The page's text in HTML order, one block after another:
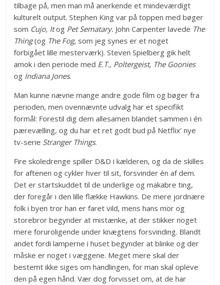
tilbage på, men man må anerkende et mindeværdigt
kulturelt output. Stephen King var på toppen med bøger
som Cujo, Itog Pet Sematary. John Carpenter lavede The
Thing(og The Fog, som jeg synes er et noget
forbigået lille mesterværk). Steven Spielberg gik helt
amok i den periode med E.T., Poltergeist, The Goonies
og Indiana Jones.
Man kunne nævne mange andre gode film og bøger fra
perioden, men ovennævnte udvalg har et specifikt
formål: Forestil dig dem allesamen blandet sammen i én
pærevælling, og du har et ret godt bud på Netflix’ nye
tv-serie Stranger Things.
Fire skoledrenge spiller D&D i kælderen, og da de skilles
for aftenen og cykler hver til sit, forsvinder én af dem.
Det er startskuddet til de underlige og makabre ting,
der foregår i den lille flække Hawkins. De mere jordnære
folk i byen tror han er faret vild, mens hans mor og
storebror begynder at mistænke, at der stikker noget
mere foruroligende under knægtens forsvinding. Blandt
andet fordi lamperne i huset begynder at blinke og der
måske er noget i væggene. Meget mere skal der
bestemt ikke siges om handlingen, for man skal opleve
den på egen hånd. Vær dog forvisset om, at de har